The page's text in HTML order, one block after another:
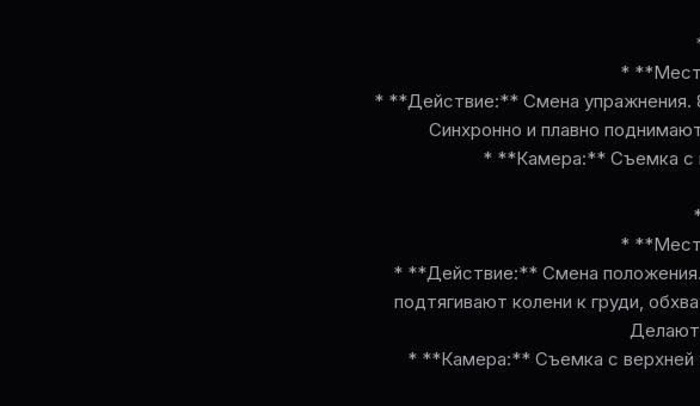
*
* **Действие:** Смена упражнения.
Синхронно и плавно
* **Камера:** Съемка с
*
* **Действие:** Смена
подтягивают колени к груди,
Делают
* **Камера:** Съемка с верхней